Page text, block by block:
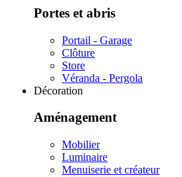
Portes et abris
Portail - Garage
Clôture
Store
Véranda - Pergola
Décoration
Aménagement
Mobilier
Luminaire
Menuiserie et créateur